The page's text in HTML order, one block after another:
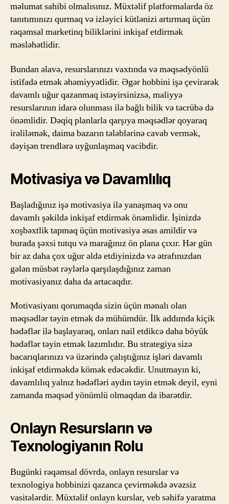
məlumat sahibi olmalısınız. Müxtəlif platformalarda öz
tanıtımınızı qurmaq və izləyici kütlənizi artırmaq üçün
rəqəmsal marketinq biliklərini inkişaf etdirmək
məsləhətlidir.
Bundan əlavə, resurslarınızı vaxtında və məqsədyönlü
istifadə etmək əhəmiyyətlidir. Əgər hobbini işə çevirərək
davamlı uğur qazanmaq istəyirsinizsə, maliyyə
resurslarının idarə olunması ilə bağlı bilik və təcrübə də
önəmlidir. Dəqiq planlarla qarşıya məqsədlər qoyaraq
irəliləmək, daima bazarın tələblərinə cavab vermək,
dəyişən trendlərə uyğunlaşmaq vacibdir.
Motivasiya və Davamlılıq
Başladığınız işə motivasiya ilə yanaşmaq və onu
davamlı şəkildə inkişaf etdirmək önəmlidir. İşinizdə
xoşbəxtlik tapmaq üçün motivasiya əsas amildir və
burada şəxsi tutqu və marağınız ön plana çıxır. Hər gün
bir az daha çox uğur əldə etdiyinizdə və ətrafınızdan
gələn müsbət rəylərlə qarşılaşdığınız zaman
motivasiyanız daha da artacaqdır.
Motivasiyanı qorumaqda sizin üçün mənalı olan
məqsədlər təyin etmək də mühümdür. İlk addımda kiçik
hədəflər ilə başlayaraq, onları nail etdikcə daha böyük
hədəflər təyin etmək lazımlıdır. Bu strategiya sizə
bacarıqlarınızı və üzərində çalıştığınız işləri davamlı
inkişaf etdirməkdə kömək edəcəkdir. Unutmayın ki,
davamlılıq yalnız hədəfləri aydın təyin etmək deyil, eyni
zamanda məqsəd yönümlü olmaqdan da ibarətdir.
Onlayn Resursların və
Texnologiyanın Rolu
Bugünki rəqəmsal dövrdə, onlayn resurslar və
texnologiya hobbinizi qazanca çevirməkdə əvəzsiz
vasitələrdir. Müxtəlif onlayn kurslar, veb səhifə yaratma